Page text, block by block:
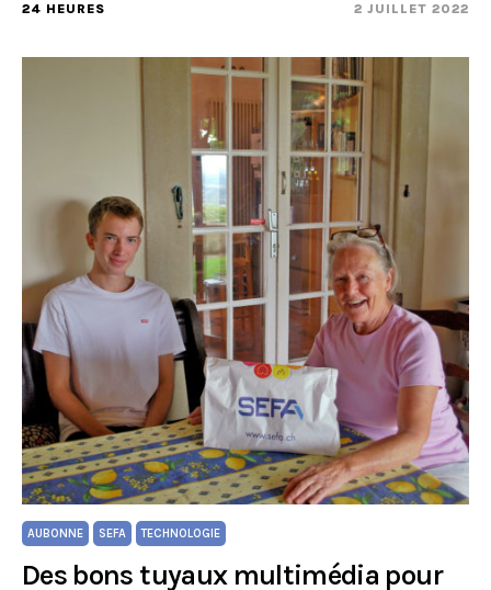
24 HEURES 2 JUILLET 2022
AUBONNE SEFA TECHNOLOGIE
Des bons tuyaux multimédia pour